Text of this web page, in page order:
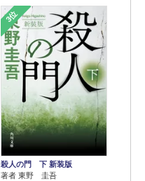
3位
殺人の門 下 新装版
著者 東野 圭吾